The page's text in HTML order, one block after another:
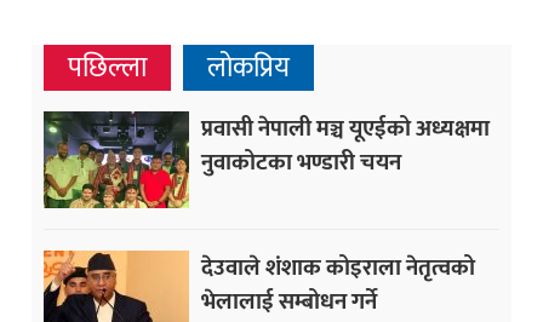
पछिल्ला लोकप्रिय
प्रवासी नेपाली मञ्च यूएईको अध्यक्षमा
नुवाकोटका भण्डारी चयन
देउवाले शंशाक कोइराला नेतृत्वको
भेलालाई सम्बोधन गर्ने